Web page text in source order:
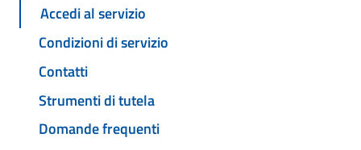
Accedi al servizio
Condizioni di servizio
Contatti
Strumenti di tutela
Domande frequenti